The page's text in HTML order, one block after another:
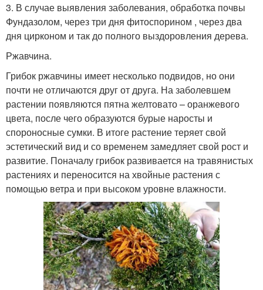
3. В случае выявления заболевания, обработка почвы
Фундазолом, через три дня фитоспорином , через два
дня цирконом и так до полного выздоровления дерева.
Ржавчина.
Грибок ржавчины имеет несколько подвидов, но они
почти не отличаются друг от друга. На заболевшем
растении появляются пятна желтовато – оранжевого
цвета, после чего образуются бурые наросты и
спороносные сумки. В итоге растение теряет свой
эстетический вид и со временем замедляет свой рост и
развитие. Поначалу грибок развивается на травянистых
растениях и переносится на хвойные растения с
помощью ветра и при высоком уровне влажности.